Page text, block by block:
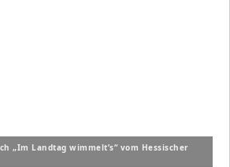
„Im Landtag wimmelt’s“ vom Hessischer